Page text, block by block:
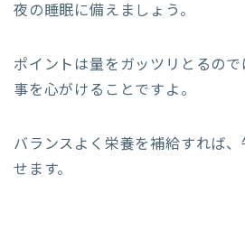
夜の睡眠に備えましょう。
ポイントは量をガッツリとるの
事を心がけることですよ。
バランスよく栄養を補給すれば
せます。